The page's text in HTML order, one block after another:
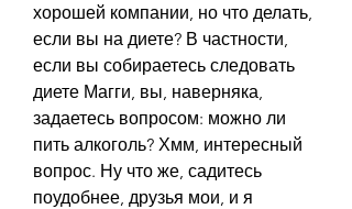
хорошей компании, но что делать,
если вы на диете? В частности,
если вы собираетесь следовать
диете Магги, вы, наверняка,
задаетесь вопросом: можно ли
пить алкоголь? Хмм, интересный
вопрос. Ну что же, садитесь
поудобнее, друзья мои, и я